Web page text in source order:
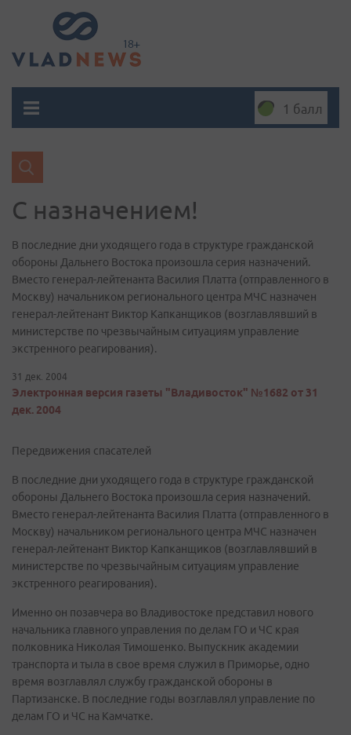
1 балл
С назначением!
В последние дни уходящего года в структуре гражданской
обороны Дальнего Востока произошла серия назначений.
Вместо генерал-лейтенанта Василия Платта (отправленного в
Москву) начальником регионального центра МЧС назначен
генерал-лейтенант Виктор Капканщиков (возглавлявший в
министерстве по чрезвычайным ситуациям управление
экстренного реагирования).
31 дек. 2004
Электронная версия газеты "Владивосток" №1682 от 31
дек. 2004
Передвижения спасателей
В последние дни уходящего года в структуре гражданской
обороны Дальнего Востока произошла серия назначений.
Вместо генерал-лейтенанта Василия Платта (отправленного в
Москву) начальником регионального центра МЧС назначен
генерал-лейтенант Виктор Капканщиков (возглавлявший в
министерстве по чрезвычайным ситуациям управление
экстренного реагирования).
Именно он позавчера во Владивостоке представил нового
начальника главного управления по делам ГО и ЧС края
полковника Николая Тимошенко. Выпускник академии
транспорта и тыла в свое время служил в Приморье, одно
время возглавлял службу гражданской обороны в
Партизанске. В последние годы возглавлял управление по
делам ГО и ЧС на Камчатке.